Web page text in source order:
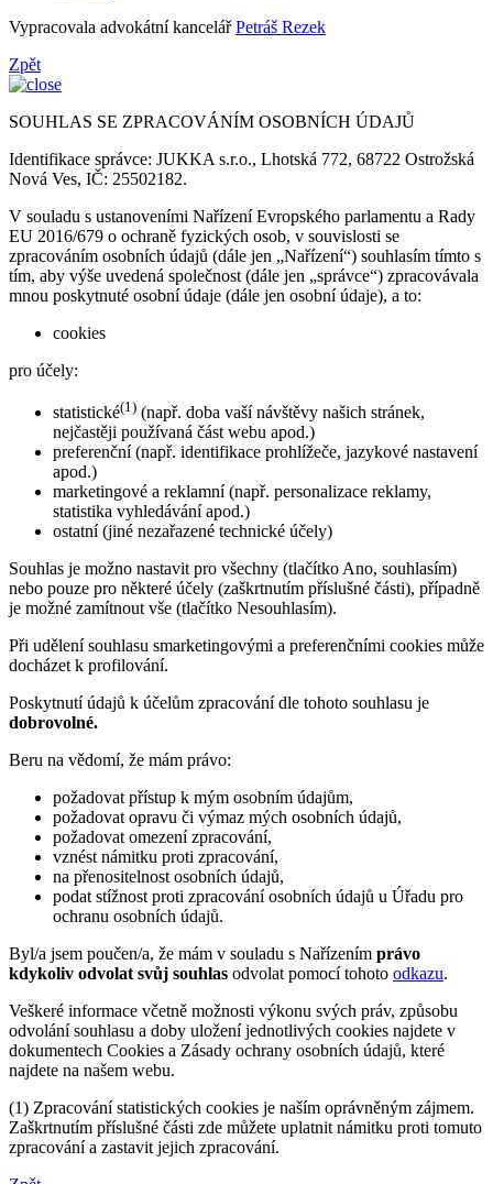
Vypracovala advokátní kancelářPetráš Rezek
Zpět
SOUHLAS SE ZPRACOVÁNÍM OSOBNÍCH ÚDAJŮ
Identifikace správce: JUKKA s.r.o., Lhotská 772, 68722 Ostrožská
Nová Ves, IČ: 25502182.
V souladu s ustanoveními Nařízení Evropského parlamentu a Rady
EU 2016/679 o ochraně fyzických osob, v souvislosti se
zpracováním osobních údajů (dále jen „Nařízení“) souhlasím tímto s
tím, aby výše uvedená společnost (dále jen „správce“) zpracovávala
mnou poskytnuté osobní údaje (dále jen osobní údaje), a to:
cookies
pro účely:
statistické(1) (např. doba vaší návštěvy našich stránek,
nejčastěji používaná část webu apod.)
preferenční (např. identifikace prohlížeče, jazykové nastavení
apod.)
marketingové a reklamní (např. personalizace reklamy,
statistika vyhledávání apod.)
ostatní (jiné nezařazené technické účely)
Souhlas je možno nastavit pro všechny (tlačítko Ano, souhlasím)
nebo pouze pro některé účely (zaškrtnutím příslušné části), případně
je možné zamítnout vše (tlačítko Nesouhlasím).
Při udělení souhlasu smarketingovými a preferenčními cookies může
docházet k profilování.
Poskytnutí údajů k účelům zpracování dle tohoto souhlasu je
dobrovolné.
Beru na vědomí, že mám právo:
požadovat přístup k mým osobním údajům,
požadovat opravu či výmaz mých osobních údajů,
požadovat omezení zpracování,
vznést námitku proti zpracování,
na přenositelnost osobních údajů,
podat stížnost proti zpracování osobních údajů u Úřadu pro
ochranu osobních údajů.
Byl/a jsem poučen/a, že mám v souladu s Nařízením právo
kdykoliv odvolat svůj souhlas odvolat pomocí tohoto odkazu.
Veškeré informace včetně možnosti výkonu svých práv, způsobu
odvolání souhlasu a doby uložení jednotlivých cookies najdete v
dokumentech Cookies a Zásady ochrany osobních údajů, které
najdete na našem webu.
(1) Zpracování statistických cookies je naším oprávněným zájmem.
Zaškrtnutím příslušné části zde můžete uplatnit námitku proti tomuto
zpracování a zastavit jejich zpracování.